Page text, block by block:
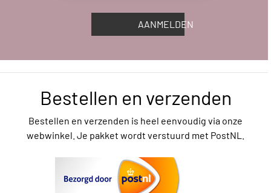
AANMELDEN
Bestellen en verzenden
Bestellen en verzenden is heel eenvoudig via onze
webwinkel. Je pakket wordt verstuurd met PostNL.